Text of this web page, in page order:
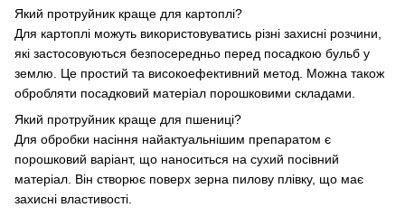
Який протруйник краще для картоплі?
Для картоплі можуть використовуватись різні захисні розчини,
які застосовуються безпосередньо перед посадкою бульб у
землю. Це простий та високоефективний метод. Можна також
обробляти посадковий матеріал порошковими складами.
Який протруйник краще для пшениці?
Для обробки насіння найактуальнішим препаратом є
порошковий варіант, що наноситься на сухий посівний
матеріал. Він створює поверх зерна пилову плівку, що має
захисні властивості.